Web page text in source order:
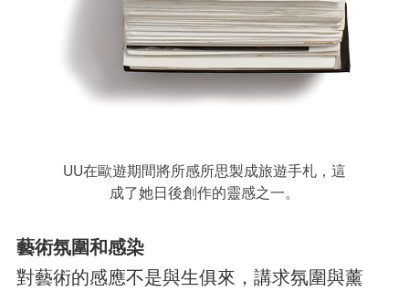
UU在歐遊期間將所感所思製成旅遊手札，這
成了她日後創作的靈感之一。
藝術氛圍和感染
對藝術的感應不是與生俱來，講求氛圍與薰